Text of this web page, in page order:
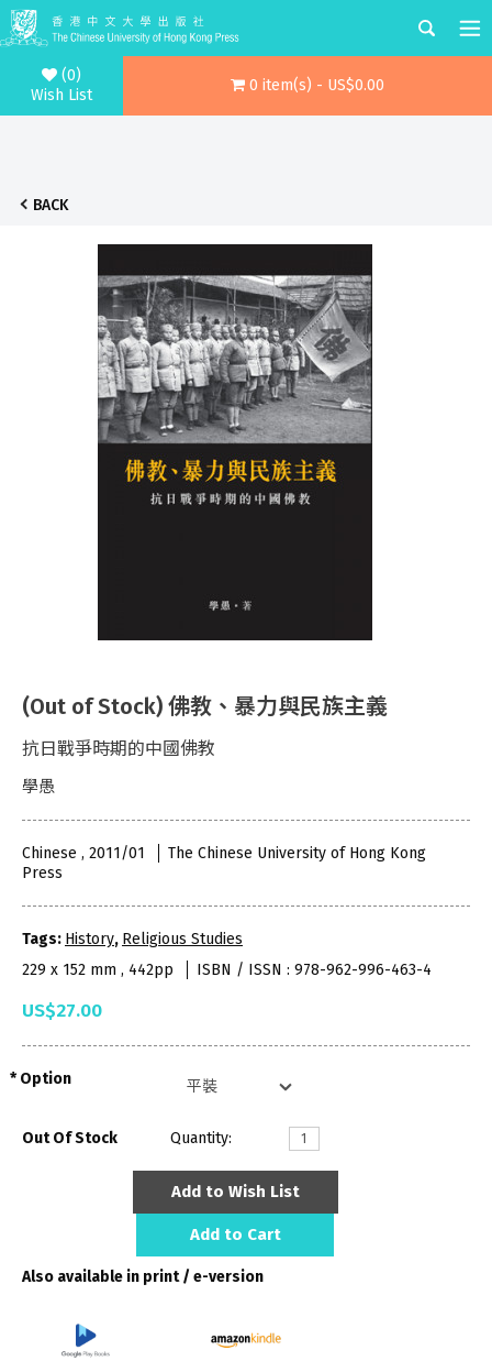
(0)
Wish List
0 item(s) - US$0.00
BACK
(Out of Stock) 佛教、暴力與民族主義
抗日戰爭時期的中國佛教
學愚
Chinese , 2011/01
The Chinese University of Hong Kong
Press
Tags: History, Religious Studies
229 x 152 mm , 442pp
ISBN / ISSN : 978-962-996-463-4
US$27.00
Option
Out Of Stock Quantity:
Add to Wish List
Add to Cart
Also available in print / e-version